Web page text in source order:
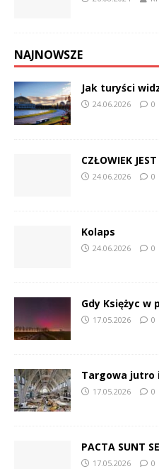
NAJNOWSZE
Jak turyści
24.06.2026 0
CZŁOWIEK
24.06.2026 0
Kolaps
24.06.2026 0
Gdy Księżyc w
17.05.2026 0
Targowa jutro
17.05.2026 0
PACTA SUNT
17.05.2026 0